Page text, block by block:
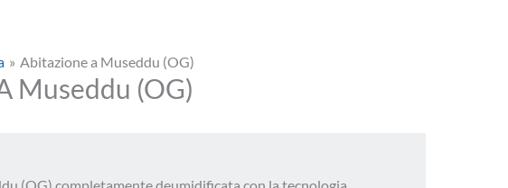
Abitazione a Museddu (OG)
Museddu (OG)
(OG) completamente deumidificata con la tecnologia